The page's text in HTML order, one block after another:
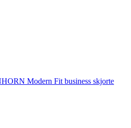
Modern Fit business skjorte